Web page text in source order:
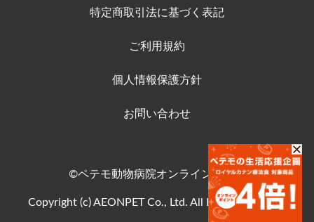
特定商取引法に基づく表記
ご利用規約
個人情報保護方針
お問い合わせ
©ペテモ動物病院オンラインストア
Copyright (c) AEONPET Co., Ltd. All Rights Reserved.